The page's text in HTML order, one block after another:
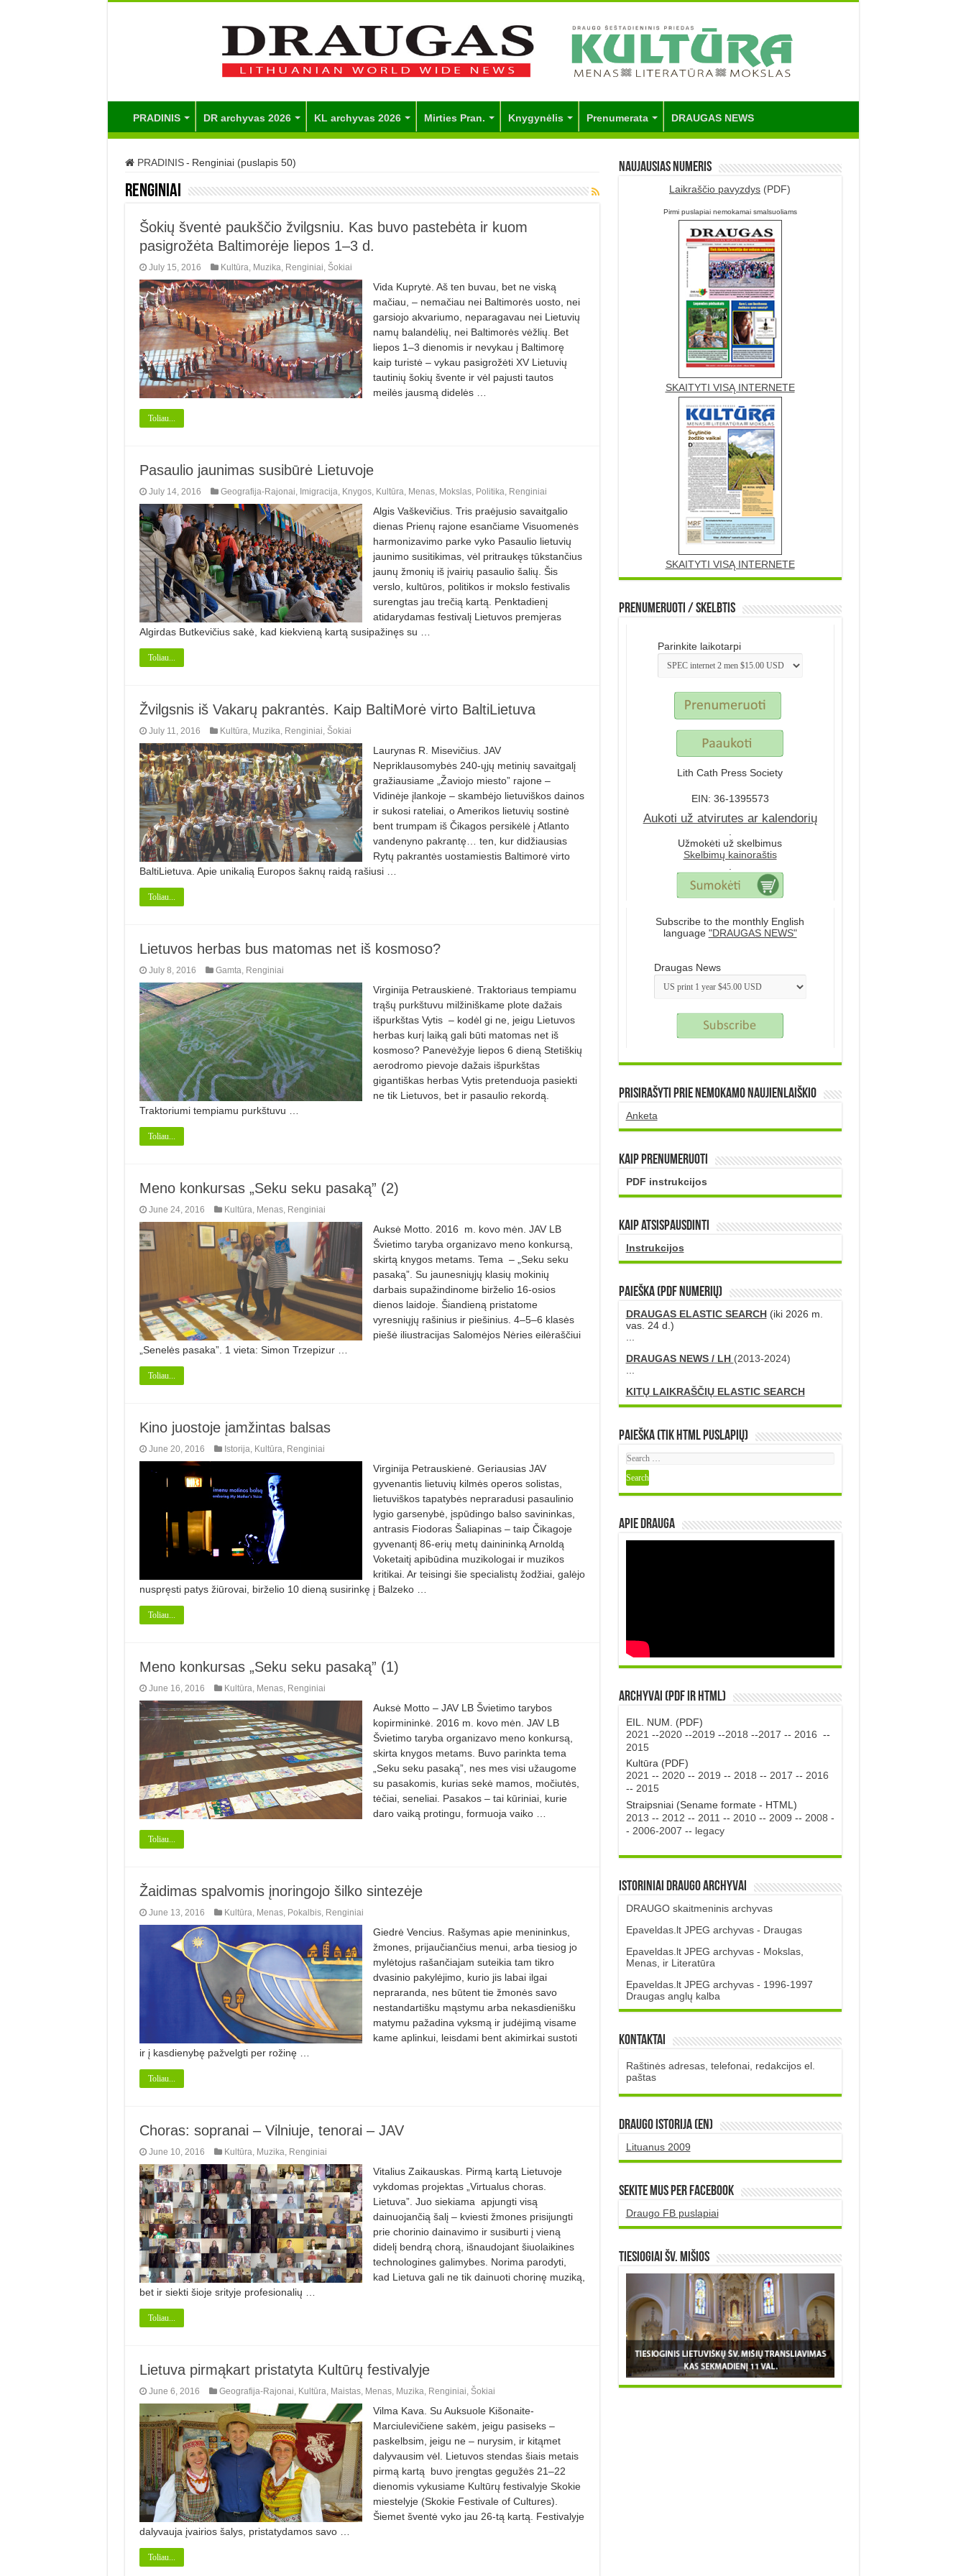
PRADINIS DR archyvas 2026 KL archyvas 2026 Mirties Pran. Knygynėlis Prenumerata DRAUGAS NEWS
PRADINIS - Renginiai (puslapis 50)
Renginiai
Šokių šventė paukščio žvilgsniu. Kas buvo pastebėta ir kuom
pasigrožėta Baltimorėje liepos 1–3 d.
July 15, 2016 Kultūra Muzika Renginiai Šokiai
Vida Kuprytė. Aš ten buvau, bet ne viską
mačiau, – nemačiau nei Baltimorės uosto, nei
garsiojo akvariumo, neparagavau nei Lietuvių
namų balandėlių, nei Baltimorės vėžlių. Bet
liepos 1–3 dienomis ir nevykau į Baltimorę
kaip turistė – vykau pasigrožėti XV Lietuvių
tautinių šokių švente ir vėl pajusti tautos
meilės jausmą didelės …
Toliau...
Pasaulio jaunimas susibūrė Lietuvoje
July 14, 2016 Geografija-Rajonai Imigracija Knygos, Kultūra Menas, Mokslas, Politika Renginiai
Algis Vaškevičius. Tris praėjusio savaitgalio
dienas Prienų rajone esančiame Visuomenės
harmonizavimo parke vyko Pasaulio lietuvių
jaunimo susitikimas, vėl pritraukęs tūkstančius
jaunų žmonių iš įvairių pasaulio šalių. Šis
verslo, kultūros, politikos ir mokslo festivalis
surengtas jau trečią kartą. Penktadienį
atidarydamas festivalį Lietuvos premjeras
Algirdas Butkevičius sakė, kad kiekvieną kartą susipažinęs su …
Toliau...
Žvilgsnis iš Vakarų pakrantės. Kaip BaltiMorė virto BaltiLietuva
July 11, 2016 Kultūra Muzika Renginiai Šokiai
Laurynas R. Misevičius. JAV
Nepriklausomybės 240-ųjų metinių savaitgalį
gražiausiame „Žaviojo miesto” rajone –
Vidinėje įlankoje – skambėjo lietuviškos dainos
ir sukosi rateliai, o Amerikos lietuvių sostinė
bent trumpam iš Čikagos persikėlė į Atlanto
vandenyno pakrantę… ten, kur didžiausias
Rytų pakrantės uostamiestis Baltimorė virto
BaltiLietuva. Apie unikalią Europos šaknų raidą rašiusi …
Toliau...
Lietuvos herbas bus matomas net iš kosmoso?
July 8, 2016 Gamta Renginiai
Virginija Petrauskienė. Traktoriaus tempiamu
trąšų purkštuvu milžiniškame plote dažais
išpurkštas Vytis – kodėl gi ne, jeigu Lietuvos
herbas kurį laiką gali būti matomas net iš
kosmoso? Panevėžyje liepos 6 dieną Stetiškių
aerodromo pievoje dažais išpurkštas
gigantiškas herbas Vytis pretenduoja pasiekti
ne tik Lietuvos, bet ir pasaulio rekordą.
Traktoriumi tempiamu purkštuvu …
Toliau...
Meno konkursas „Seku seku pasaką” (2)
June 24, 2016 Kultūra Menas, Renginiai
Auksė Motto. 2016 m. kovo mėn. JAV LB
Švietimo taryba organizavo meno konkursą,
skirtą knygos metams. Tema – „Seku seku
pasaką”. Su jaunesniųjų klasių mokinių
darbais supažindinome birželio 16-osios
dienos laidoje. Šiandieną pristatome
vyresniųjų rašinius ir piešinius. 4–5–6 klasės
piešė iliustracijas Salomėjos Nėries eilėraščiui
„Senelės pasaka”. 1 vieta: Simon Trzepizur …
Toliau...
Kino juostoje įamžintas balsas
June 20, 2016 Istorija Kultūra Renginiai
Virginija Petrauskienė. Geriausias JAV
gyvenantis lietuvių kilmės operos solistas,
lietuviškos tapatybės nepraradusi pasaulinio
lygio garsenybė, įspūdingo balso savininkas,
antrasis Fiodoras Šaliapinas – taip Čikagoje
gyvenantį 86-erių metų dainininką Arnoldą
Voketaitį apibūdina muzikologai ir muzikos
kritikai. Ar teisingi šie specialistų žodžiai, galėjo
nuspręsti patys žiūrovai, birželio 10 dieną susirinkę į Balzeko …
Toliau...
Meno konkursas „Seku seku pasaką” (1)
June 16, 2016 Kultūra Menas, Renginiai
Auksė Motto – JAV LB Švietimo tarybos
kopirmininkė. 2016 m. kovo mėn. JAV LB
Švietimo taryba organizavo meno konkursą,
skirta knygos metams. Buvo parinkta tema
„Seku seku pasaką”, nes mes visi užaugome
su pasakomis, kurias sekė mamos, močiutės,
tėčiai, seneliai. Pasakos – tai kūriniai, kurie
daro vaiką protingu, formuoja vaiko …
Toliau...
Žaidimas spalvomis įnoringojo šilko sintezėje
June 13, 2016 Kultūra Menas, Pokalbis, Renginiai
Giedrė Vencius. Rašymas apie menininkus,
žmones, prijaučiančius menui, arba tiesiog jo
mylėtojus rašančiajam suteikia tam tikro
dvasinio pakylėjimo, kurio jis labai ilgai
nepraranda, nes būtent tie žmonės savo
nestandartišku mąstymu arba nekasdienišku
matymu pažadina vyksmą ir judėjimą visame
kame aplinkui, leisdami bent akimirkai sustoti
ir į kasdienybę pažvelgti per rožinę …
Toliau...
Choras: sopranai – Vilniuje, tenorai – JAV
June 10, 2016 Kultūra Muzika Renginiai
Vitalius Zaikauskas. Pirmą kartą Lietuvoje
vykdomas projektas „Virtualus choras.
Lietuva”. Juo siekiama apjungti visą
dainuojančią šalį – kviesti žmones prisijungti
prie chorinio dainavimo ir susiburti į vieną
didelį bendrą chorą, išnaudojant šiuolaikines
technologines galimybes. Norima parodyti,
kad Lietuva gali ne tik dainuoti chorinę muziką,
bet ir siekti šioje srityje profesionalių …
Toliau...
Lietuva pirmąkart pristatyta Kultūrų festivalyje
June 6, 2016 Geografija-Rajonai Kultūra Maistas, Menas, Muzika Renginiai Šokiai
Vilma Kava. Su Auksuole Kišonaite-
Marciulevičiene sakėm, jeigu pasiseks –
paskelbsim, jeigu ne – nurysim, ir kitąmet
dalyvausim vėl. Lietuvos stendas šiais metais
pirmą kartą buvo įrengtas gegužės 21–22
dienomis vykusiame Kultūrų festivalyje Skokie
miestelyje (Skokie Festivale of Cultures).
Šiemet šventė vyko jau 26-tą kartą. Festivalyje
dalyvauja įvairios šalys, pristatydamos savo …
Toliau...
Naujausias numeris
Laikraščio pavyzdys (PDF)
Pirmi puslapiai nemokamai smalsuoliams
SKAITYTI VISĄ INTERNETE
SKAITYTI VISĄ INTERNETE
Prenumeruoti / Skelbtis
Parinkite laikotarpi
Lith Cath Press Society
EIN: 36-1395573
Aukoti už atvirutes ar kalendorių
.
Užmokėti už skelbimus
Skelbimų kainoraštis
.
Subscribe to the monthly English
language "DRAUGAS NEWS"
Draugas News
Prisirašyti prie nemokamo naujienlaiškio
Anketa
Kaip prenumeruoti
PDF instrukcijos
Kaip atsispausdinti
Instrukcijos
PAIEŠKA (PDF numerių)
DRAUGAS ELASTIC SEARCH(iki 2026 m.
vas. 24 d.)
...
DRAUGAS NEWS / LH (2013-2024)
...
KITŲ LAIKRAŠČIŲ ELASTIC SEARCH
Paieška (tik HTML puslapių)
Apie DRAUGA
Archyvai (PDF ir HTML)
EIL. NUM. (PDF)
2021 --2020--2019 --2018 --2017 -- 2016 --
2015
Kultūra (PDF)
2021 -- 2020-- 2019 -- 2018 -- 2017 -- 2016
-- 2015
Straipsniai (Sename formate - HTML)
2013 -- 2012 -- 2011 -- 2010-- 2009 -- 2008 -
- 2006-2007 -- legacy
Istoriniai DRAUGO Archyvai
DRAUGO skaitmeninis archyvas
Epaveldas.lt JPEG archyvas - Draugas
Epaveldas.lt JPEG archyvas - Mokslas,
Menas, ir Literatūra
Epaveldas.lt JPEG archyvas - 1996-1997
Draugas anglų kalba
Kontaktai
Raštinės adresas, telefonai, redakcijos el.
paštas
DRAUGO istorija (EN)
Lituanus 2009
Sekite mus per Facebook
Draugo FB puslapiai
TIESIOGIAI šv. MIŠIOS